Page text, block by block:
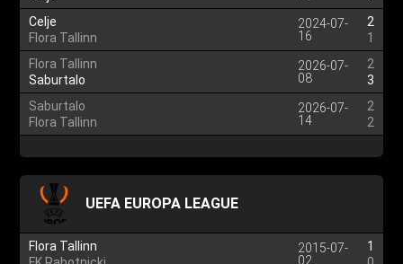
Celje
Flora Tallinn
2024-07-
16
2
1
Flora Tallinn
Saburtalo
2026-07-
08
2
3
Saburtalo
Flora Tallinn
2026-07-
14
2
2
UEFA EUROPA LEAGUE
Flora Tallinn
2015-07-
02
1